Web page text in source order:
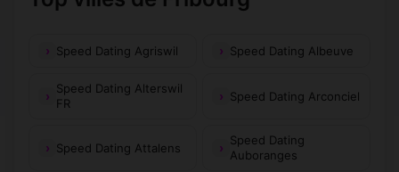
Speed Dating Agriswil Speed Dating Albeuve
Speed Dating Alterswil
FR
Speed Dating Arconciel
Speed Dating Attalens
Speed Dating
Auboranges